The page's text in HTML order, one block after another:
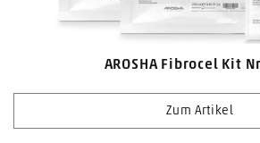
AROSHA Fibrocel Kit
Zum Artikel